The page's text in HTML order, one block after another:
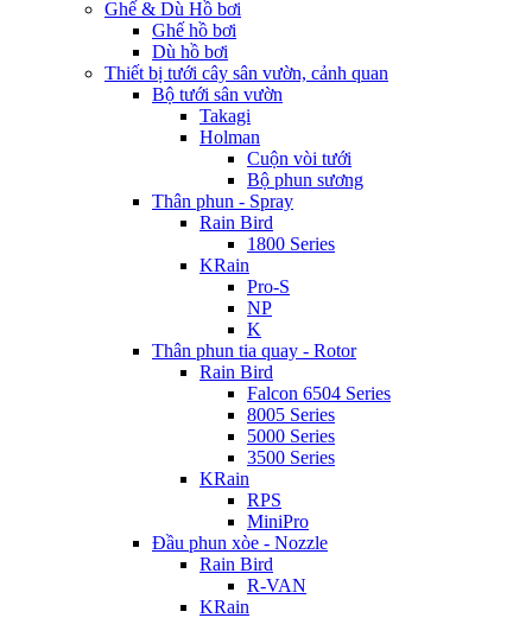
Ghế & Dù Hồ bơi
Ghế hồ bơi
Dù hồ bơi
Thiết bị tưới cây sân vườn, cảnh quan
Bộ tưới sân vườn
Takagi
Holman
Cuộn vòi tưới
Bộ phun sương
Thân phun - Spray
Rain Bird
1800 Series
KRain
Pro-S
NP
K
Thân phun tia quay - Rotor
Rain Bird
Falcon 6504 Series
8005 Series
5000 Series
3500 Series
KRain
RPS
MiniPro
Đầu phun xòe - Nozzle
Rain Bird
R-VAN
KRain